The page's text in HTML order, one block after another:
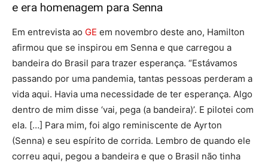
e era homenagem para Senna
Em entrevista ao GE em novembro deste ano, Hamilton
afirmou que se inspirou em Senna e que carregou a
bandeira do Brasil para trazer esperança. “Estávamos
passando por uma pandemia, tantas pessoas perderam a
vida aqui. Havia uma necessidade de ter esperança. Algo
dentro de mim disse ‘vai, pega (a bandeira)’. E pilotei com
ela. […] Para mim, foi algo reminiscente de Ayrton
(Senna) e seu espírito de corrida. Lembro de quando ele
correu aqui, pegou a bandeira e que o Brasil não tinha